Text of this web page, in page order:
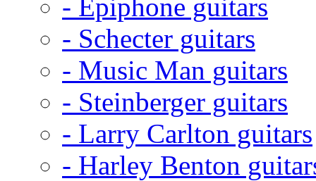
- Epiphone guitars
- Schecter guitars
- Music Man guitars
- Steinberger guitars
- Larry Carlton guitars
- Harley Benton